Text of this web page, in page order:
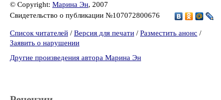
© Copyright: Марина Эн, 2007
Свидетельство о публикации №107072800676
Список читателей / Версия для печати / Разместить анонс /
Заявить о нарушении
Другие произведения автора Марина Эн